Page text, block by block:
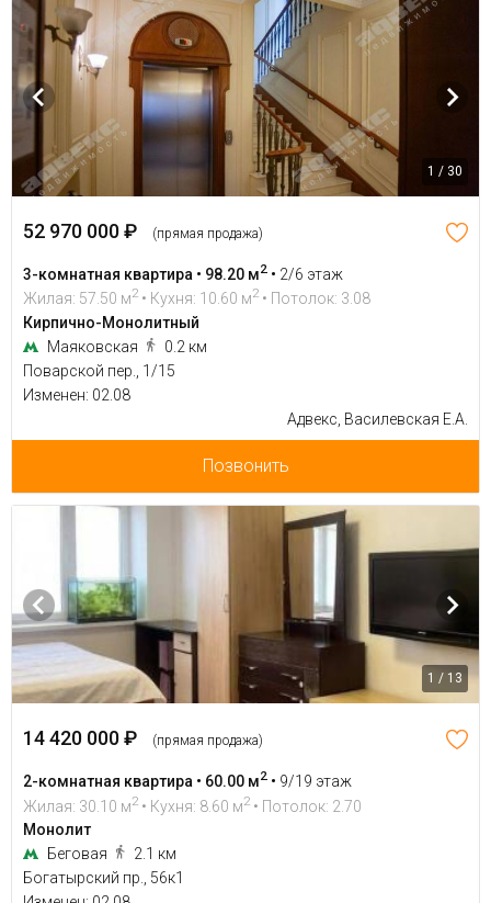
1 / 30
52 970 000 ₽ (прямая продажа)
3-комнатная квартира • 98.20 м2 • 2/6 этаж
Жилая: 57.50 м2 • Кухня: 10.60 м2 • Потолок: 3.08
Кирпично-Монолитный
Маяковская
0.2 км
Поварской пер., 1/15
Изменен: 02.08
Адвекс, Василевская Е.А.
Позвонить
1 / 13
14 420 000 ₽ (прямая продажа)
2-комнатная квартира • 60.00 м2 • 9/19 этаж
Жилая: 30.10 м2 • Кухня: 8.60 м2 • Потолок: 2.70
Монолит
Беговая
2.1 км
Богатырский пр., 56к1